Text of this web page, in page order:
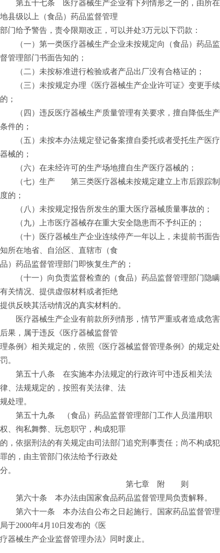
第五十七条 医疗器械生产企业有下列情形之一的，由所在
地县级以上（食品）药品监督管理
部门给予警告，责令限期改正，可以并处3万元以下罚款：
（一）第一类医疗器械生产企业未按规定向（食品）药品监
督管理部门书面告知的；
（二）未按标准进行检验或者产品出厂没有合格证的；
（三）未按规定办理《医疗器械生产企业许可证》变更手续
的；
（四）违反医疗器械生产质量管理有关要求，擅自降低生产
条件的；
（五）未按本办法规定登记备案擅自委托或者受托生产医疗
器械的；
（六）在未经许可的生产场地擅自生产医疗器械的；
（七）生产 第三类医疗器械未按规定建立上市后跟踪制
度的；
（八）未按规定报告所发生的重大医疗器械质量事故的；
（九）上市医疗器械存在重大安全隐患而不予纠正的；
（十）医疗器械生产企业连续停产一年以上，未提前书面告
知所在地省、自治区、直辖市（食
品）药品监督管理部门即恢复生产的；
（十一）向负责监督检查的（食品）药品监督管理部门隐瞒
有关情况、提供虚假材料或者拒绝
提供反映其活动情况的真实材料的。
医疗器械生产企业有前款所列情形，情节严重或者造成危害
后果，属于违反《医疗器械监督管
理条例》相关规定的，依照《医疗器械监督管理条例》的规定处
罚。
第五十八条 在实施本办法规定的行政许可中违反相关法
律、法规规定的，按照有关法律、法
规处理。
第五十九条 （食品）药品监督管理部门工作人员滥用职
权、徇私舞弊、玩忽职守，构成犯罪
的，依据刑法的有关规定由司法部门追究刑事责任；尚不构成犯
罪的，由主管部门依法给予行政处
分。
第七章 附 则
第六十条 本办法由国家食品药品监督管理局负责解释。
第六十一条 本办法自公布之日起施行。国家药品监督管理
局于2000年4月10日发布的《医
疗器械生产企业监督管理办法》同时废止。